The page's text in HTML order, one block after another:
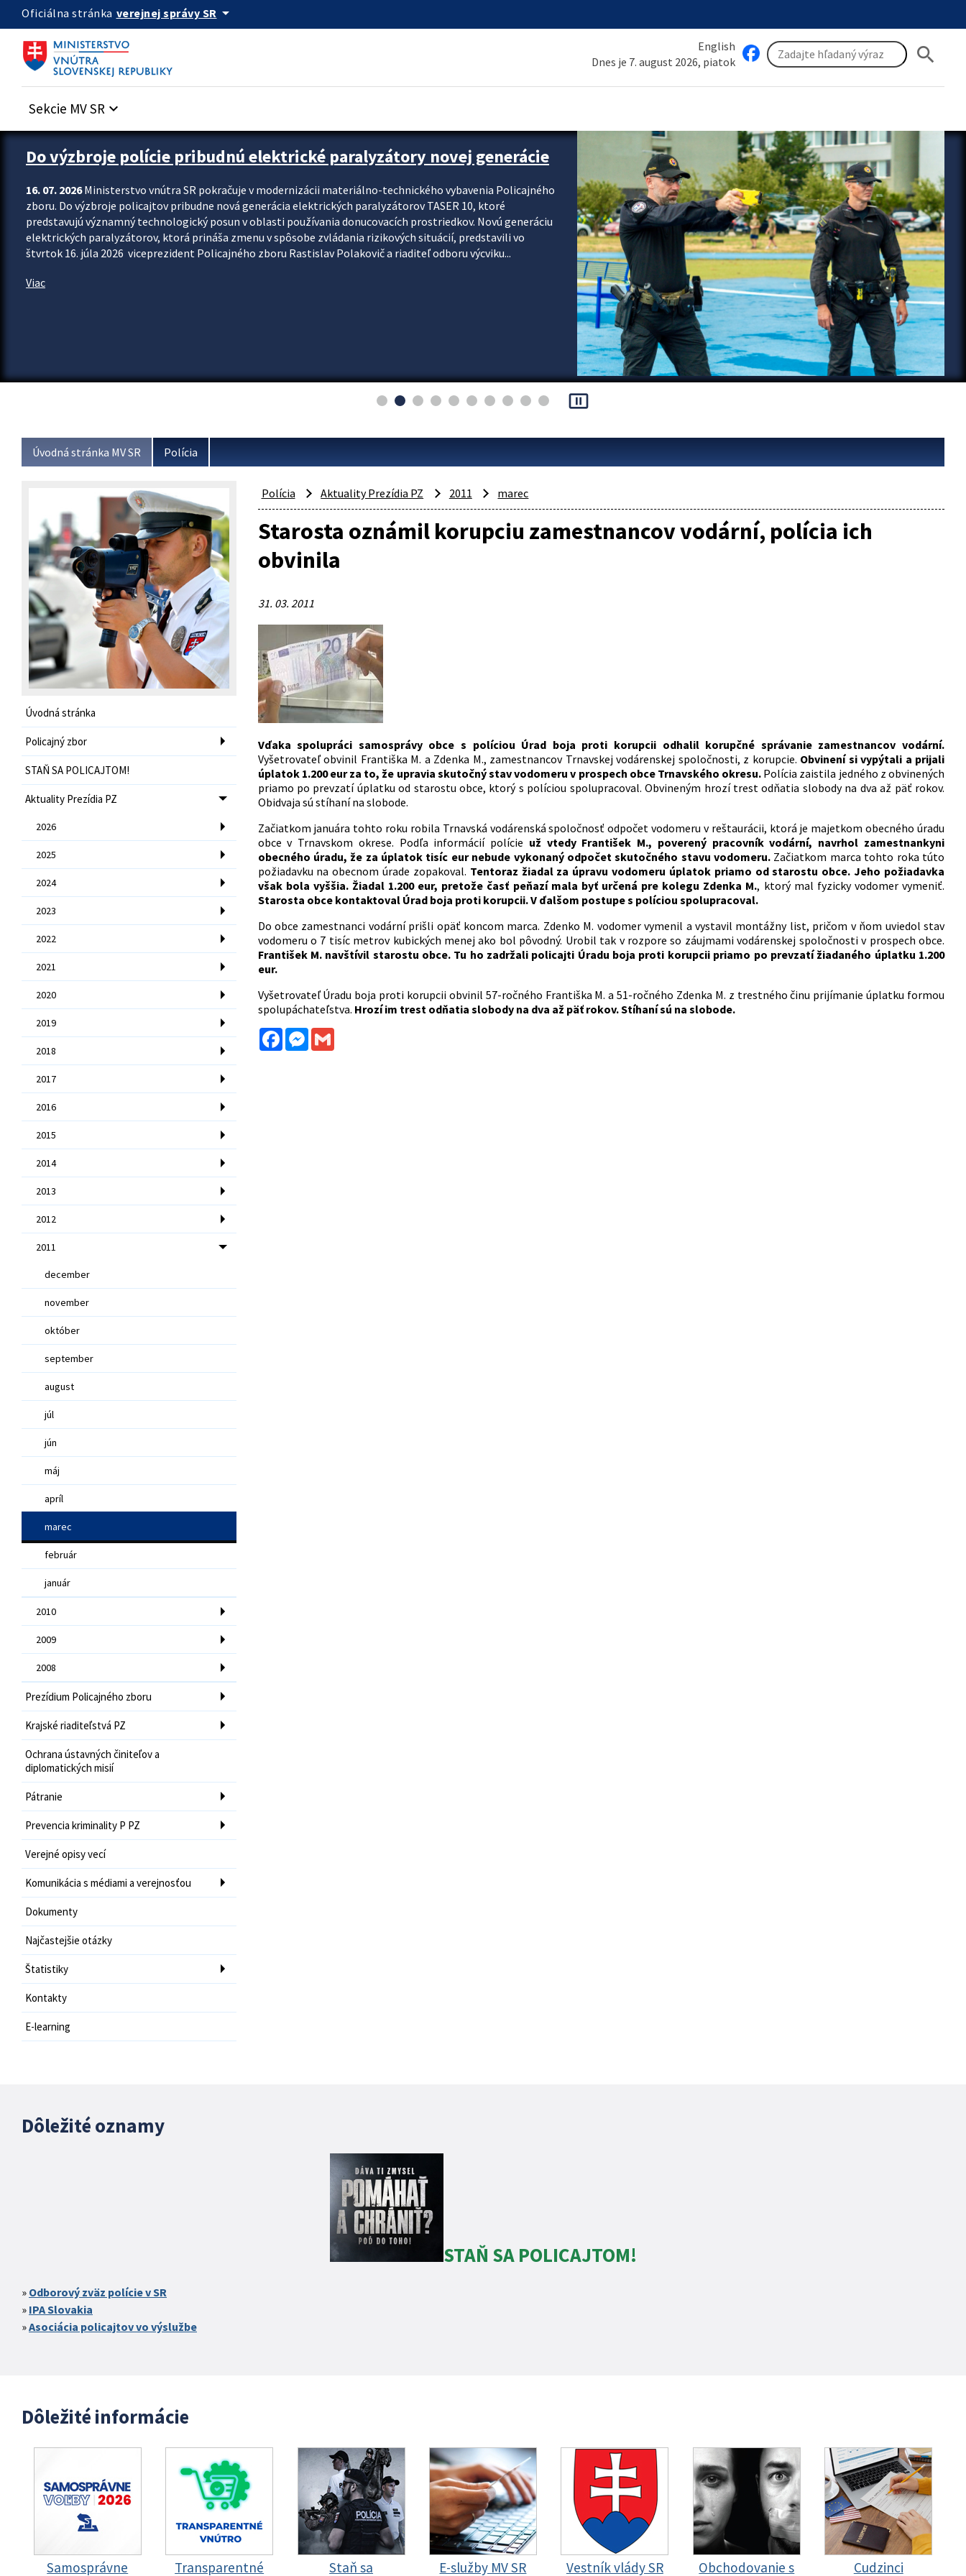
Preskocit na hlavný obsah
Oficiálna stránka verejnej správy SR arrow_drop_down
English
Dnes je 7. august 2026, piatok
search
Sekcie MV SR keyboard_arrow_down
Zastavit automatický posun upútavok
Do výzbroje polície pribudnú elektrické paralyzátory novej generácie
16. 07. 2026Ministerstvo vnútra SR pokračuje v modernizácii materiálno-technického vybavenia Policajného
zboru. Do výzbroje policajtov pribudne nová generácia elektrických paralyzátorov TASER 10, ktoré
predstavujú významný technologický posun v oblasti používania donucovacích prostriedkov. Novú generáciu
elektrických paralyzátorov, ktorá prináša zmenu v spôsobe zvládania rizikových situácií, predstavili vo
štvrtok 16. júla 2026 viceprezident Policajného zboru Rastislav Polakovič a riaditeľ odboru výcviku...
Viac
pause_presentation
Úvodná stránka MV SR Polícia
Úvodná stránka
Policajný zbor
STAŇ SA POLICAJTOM!
Aktuality Prezídia PZ
2026
2025
2024
2023
2022
2021
2020
2019
2018
2017
2016
2015
2014
2013
2012
2011
december
november
október
september
august
júl
jún
máj
apríl
marec
február
január
2010
2009
2008
Prezídium Policajného zboru
Krajské riaditeľstvá PZ
Ochrana ústavných činiteľov a
diplomatických misií
Pátranie
Prevencia kriminality P PZ
Verejné opisy vecí
Komunikácia s médiami a verejnosťou
Dokumenty
Najčastejšie otázky
Štatistiky
Kontakty
E-learning
Polícia Aktuality Prezídia PZ 2011 marec
Starosta oznámil korupciu zamestnancov vodární, polícia ich
obvinila
31. 03. 2011
Vďaka spolupráci samosprávy obce s políciou Úrad boja proti korupcii odhalil korupčné správanie zamestnancov vodární.
Vyšetrovateľ obvinil Františka M. a Zdenka M., zamestnancov Trnavskej vodárenskej spoločnosti, z korupcie. Obvinení si vypýtali a prijali
úplatok 1.200 eur za to, že upravia skutočný stav vodomeru v prospech obce Trnavského okresu. Polícia zaistila jedného z obvinených
priamo po prevzatí úplatku od starostu obce, ktorý s políciou spolupracoval. Obvineným hrozí trest odňatia slobody na dva až päť rokov.
Obidvaja sú stíhaní na slobode.
Začiatkom januára tohto roku robila Trnavská vodárenská spoločnosť odpočet vodomeru v reštaurácii, ktorá je majetkom obecného úradu
obce v Trnavskom okrese. Podľa informácií polície už vtedy František M., poverený pracovník vodární, navrhol zamestnankyni
obecného úradu, že za úplatok tisíc eur nebude vykonaný odpočet skutočného stavu vodomeru. Začiatkom marca tohto roka túto
požiadavku na obecnom úrade zopakoval. Tentoraz žiadal za úpravu vodomeru úplatok priamo od starostu obce. Jeho požiadavka
však bola vyššia. Žiadal 1.200 eur, pretože časť peňazí mala byť určená pre kolegu Zdenka M., ktorý mal fyzicky vodomer vymeniť.
Starosta obce kontaktoval Úrad boja proti korupcii. V ďalšom postupe s políciou spolupracoval.
Do obce zamestnanci vodární prišli opäť koncom marca. Zdenko M. vodomer vymenil a vystavil montážny list, pričom v ňom uviedol stav
vodomeru o 7 tisíc metrov kubických menej ako bol pôvodný. Urobil tak v rozpore so záujmami vodárenskej spoločnosti v prospech obce.
František M. navštívil starostu obce. Tu ho zadržali policajti Úradu boja proti korupcii priamo po prevzatí žiadaného úplatku 1.200
eur.
Vyšetrovateľ Úradu boja proti korupcii obvinil 57-ročného Františka M. a 51-ročného Zdenka M. z trestného činu prijímanie úplatku formou
spolupáchateľstva. Hrozí im trest odňatia slobody na dva až päť rokov. Stíhaní sú na slobode.
FacebookMessenger
Gmail
Dôležité oznamy
STAŇ SA POLICAJTOM!
Odborový zväz polície v SR
IPA Slovakia
Asociácia policajtov vo výslužbe
Dôležité informácie
Samosprávne
Transparentné
Staň sa
E-služby MV SR Vestník vlády SR
Obchodovanie s
Cudzinci